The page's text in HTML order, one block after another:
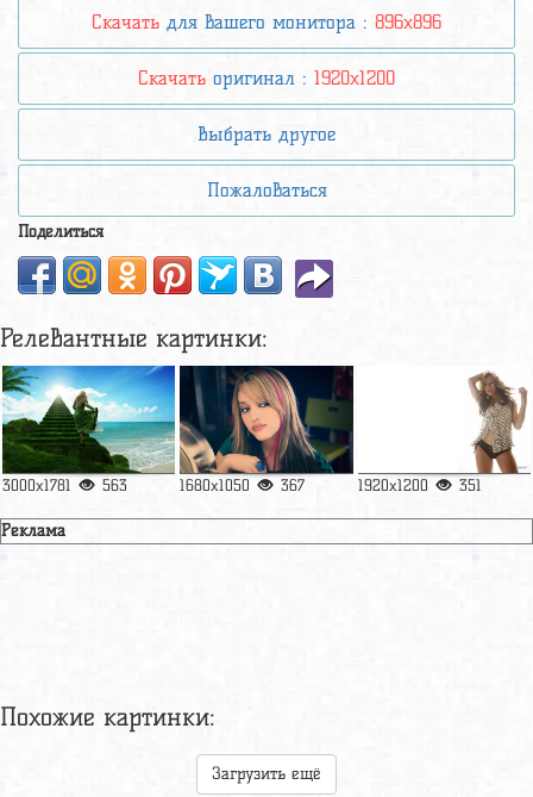
Скачать для вашего монитора : 896x896
Скачать оригинал : 1920x1200
Выбрать другое
Пожаловаться
Поделиться
Релевантные картинки:
3000x1781 563 1680x1050 367 1920x1200 351
Реклама
Похожие картинки:
Загрузить ещё